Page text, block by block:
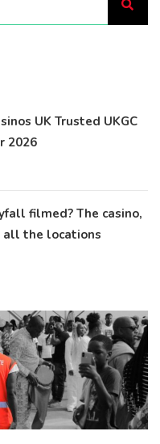
UK Trusted UKGC
2026
filmed? The casino,
all the locations